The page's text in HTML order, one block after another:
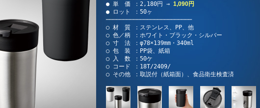
● 単 価 ：2,180円 → 1,090円
● ロット ：50ヶ
─────────────────────────
○ 材 質 ：ステンレス、PP、他
○ 色／柄 ：ホワイト・ブラック・シルバー
○ 寸 法 ：φ78×139mm・340ml
○ 包 装 ：PP袋、紙箱
○ 入 数 ：50ケ
○ コード ：18T/2409/
○ その他 ：取説付（紙箱面）、食品衛生検査済